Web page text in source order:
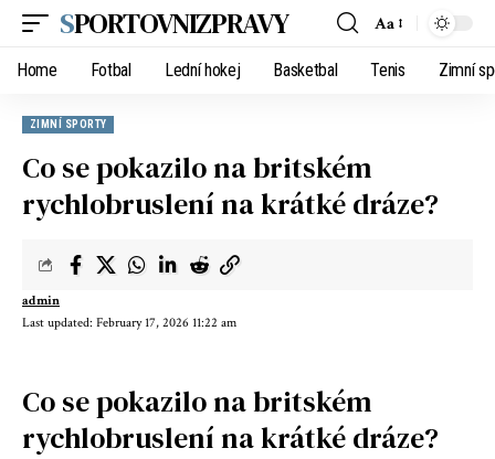
SPORTOVNIZPRAVY Aa
Home Fotbal Lední hokej Basketbal Tenis Zimní
ZIMNÍ SPORTY
Co se pokazilo na britském
rychlobruslení na krátké dráze?
Last updated: February 17, 2026 11:22 am
admin
Co se pokazilo na britském
rychlobruslení na krátké dráze?